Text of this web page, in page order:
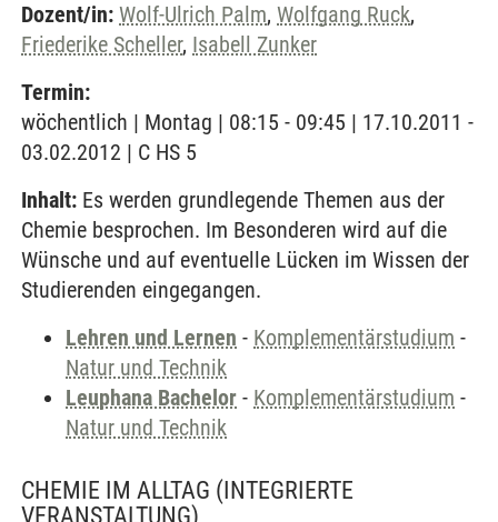
Dozent/in: Wolf-Ulrich Palm, Wolfgang Ruck,
Friederike Scheller, Isabell Zunker
Termin:
wöchentlich | Montag | 08:15 - 09:45 | 17.10.2011 -
03.02.2012 | C HS 5
Inhalt: Es werden grundlegende Themen aus der
Chemie besprochen. Im Besonderen wird auf die
Wünsche und auf eventuelle Lücken im Wissen der
Studierenden eingegangen.
Lehren und Lernen - Komplementärstudium -
Natur und Technik
Leuphana Bachelor - Komplementärstudium -
Natur und Technik
CHEMIE IM ALLTAG (INTEGRIERTE
VERANSTALTUNG)